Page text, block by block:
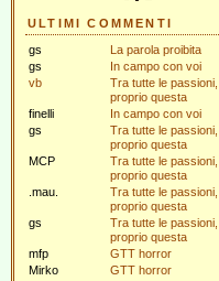
ULTIMI COMMENTI
gs
La parola proibita
gs
In campo con voi
vb
Tra tutte le passioni,
proprio questa
finelli
In campo con voi
gs
Tra tutte le passioni,
proprio questa
MCP
Tra tutte le passioni,
proprio questa
.mau.
Tra tutte le passioni,
proprio questa
gs
Tra tutte le passioni,
proprio questa
mfp
GTT horror
Mirko
GTT horror